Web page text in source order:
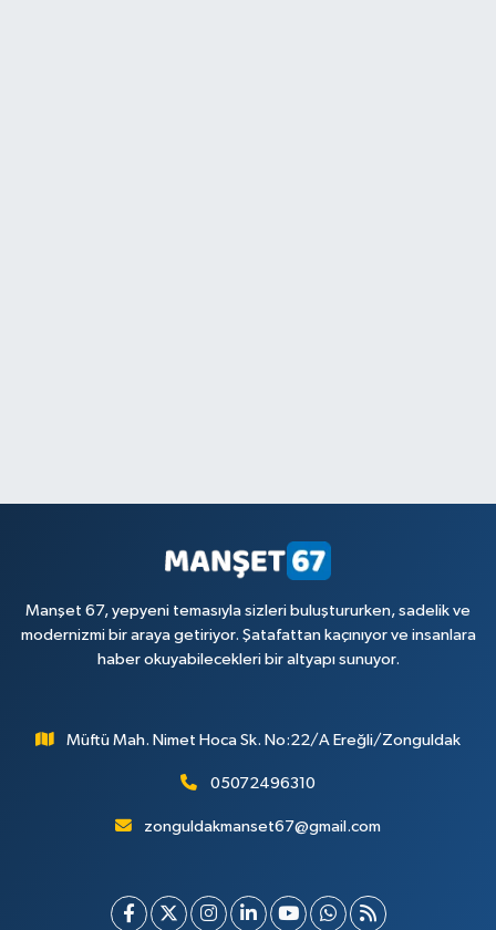
Manşet 67, yepyeni temasıyla sizleri buluştururken, sadelik ve
modernizmi bir araya getiriyor. Şatafattan kaçınıyor ve insanlara
haber okuyabilecekleri bir altyapı sunuyor.
Müftü Mah. Nimet Hoca Sk. No:22/A Ereğli/Zonguldak
05072496310
zonguldakmanset67@gmail.com